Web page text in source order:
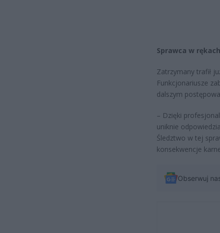
Sprawca w
Zatrzymany trafił
Funkcjonariusze
dalszym
– Dzięki
uniknie
Śledztwo w tej
konsekwencje
Obserwuj